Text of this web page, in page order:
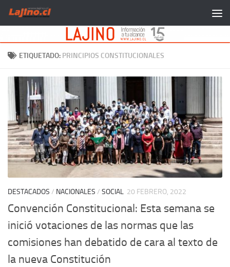
Saltar al contenido
ETIQUETADO: PRINCIPIOS CONSTITUCIONALES
DESTACADOS / NACIONALES / SOCIAL 20 FEBRERO, 2022
Convención Constitucional: Esta semana se
inició votaciones de las normas que las
comisiones han debatido de cara al texto de
la nueva Constitución